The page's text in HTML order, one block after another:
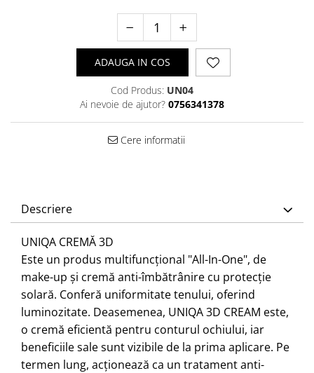
ADAUGA IN COS
Cod Produs: UN04
Ai nevoie de ajutor? 0756341378
Cere informatii
Descriere
UNIQA CREMĂ 3D
Este un produs multifuncțional "All-In-One", de
make-up și cremă anti-îmbătrânire cu protecție
solară. Conferă uniformitate tenului, oferind
luminozitate. Deasemenea, UNIQA 3D CREAM este,
o cremă eficientă pentru conturul ochiului, iar
beneficiile sale sunt vizibile de la prima aplicare. Pe
termen lung, acționează ca un tratament anti-